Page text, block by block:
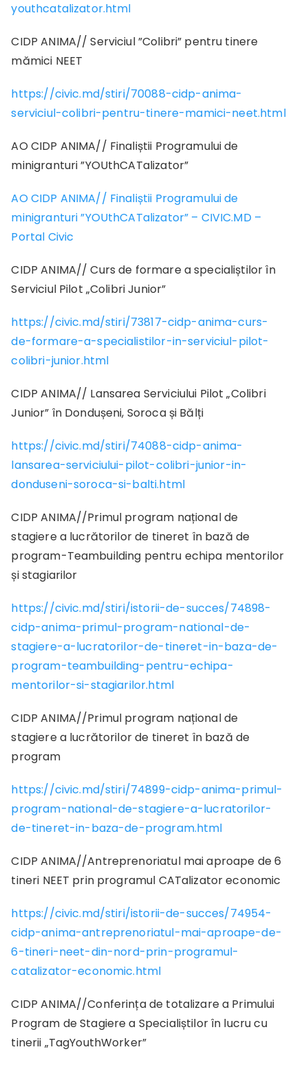
youthcatalizator.html
CIDP ANIMA// Serviciul ”Colibri” pentru tinere
mămici NEET
https://civic.md/stiri/70088-cidp-anima-
serviciul-colibri-pentru-tinere-mamici-neet.html
AO CIDP ANIMA// Finaliștii Programului de
minigranturi ”YOUthCATalizator”
AO CIDP ANIMA// Finaliștii Programului de
minigranturi ”YOUthCATalizator” – CIVIC.MD –
Portal Civic
CIDP ANIMA// Curs de formare a specialiștilor în
Serviciul Pilot „Colibri Junior”
https://civic.md/stiri/73817-cidp-anima-curs-
de-formare-a-specialistilor-in-serviciul-pilot-
colibri-junior.html
CIDP ANIMA// Lansarea Serviciului Pilot „Colibri
Junior” în Dondușeni, Soroca și Bălți
https://civic.md/stiri/74088-cidp-anima-
lansarea-serviciului-pilot-colibri-junior-in-
donduseni-soroca-si-balti.html
CIDP ANIMA//Primul program național de
stagiere a lucrătorilor de tineret în bază de
program-Teambuilding pentru echipa mentorilor
și stagiarilor
https://civic.md/stiri/istorii-de-succes/74898-
cidp-anima-primul-program-national-de-
stagiere-a-lucratorilor-de-tineret-in-baza-de-
program-teambuilding-pentru-echipa-
mentorilor-si-stagiarilor.html
CIDP ANIMA//Primul program național de
stagiere a lucrătorilor de tineret în bază de
program
https://civic.md/stiri/74899-cidp-anima-primul-
program-national-de-stagiere-a-lucratorilor-
de-tineret-in-baza-de-program.html
CIDP ANIMA//Antreprenoriatul mai aproape de 6
tineri NEET prin programul CATalizator economic
https://civic.md/stiri/istorii-de-succes/74954-
cidp-anima-antreprenoriatul-mai-aproape-de-
6-tineri-neet-din-nord-prin-programul-
catalizator-economic.html
CIDP ANIMA//Conferința de totalizare a Primului
Program de Stagiere a Specialiștilor în lucru cu
tinerii „TagYouthWorker”